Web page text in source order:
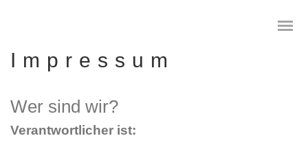
Das digitale Testament
Impressum
Wer sind wir?
Verantwortlicher ist: